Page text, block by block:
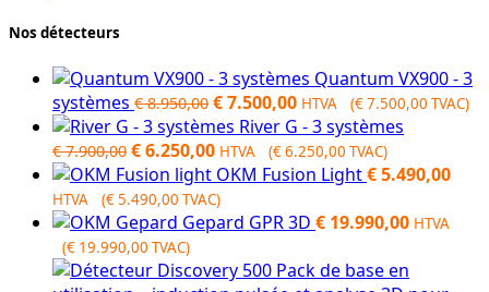
Nos détecteurs
Quantum VX900 - 3
systèmes €8.950,00 Original
price
was:
€ 8.950,00.
€7.500,00Current
price
is:
€ 7.500,00.
HTVA (€7.500,00 TVAC)
River G - 3 systèmes
€7.900,00 Original
price
was:
€ 7.900,00.
€6.250,00Current
price
is:
€ 6.250,00.
HTVA (€6.250,00 TVAC)
OKM Fusion Light€5.490,00
HTVA (€5.490,00 TVAC)
Gepard GPR 3D € 19.990,00 HTVA
(€ 19.990,00 TVAC)